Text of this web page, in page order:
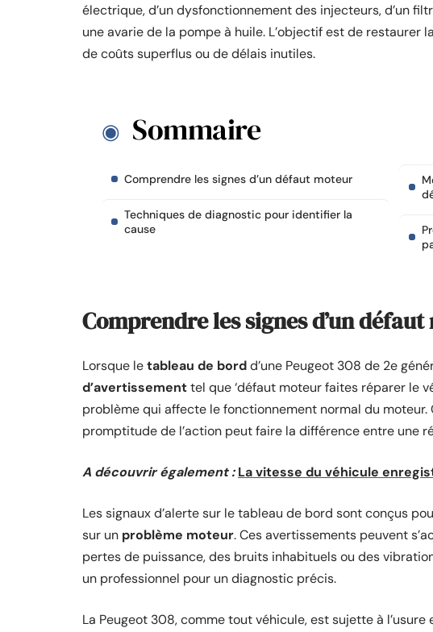
électrique, d’un dysfonctionnement des injecteurs, d’un
une avarie de la pompe à huile. L’objectif est de
de coûts superflus ou de délais inutiles.
Sommaire
Comprendre les signes d’un défaut moteur
Techniques de diagnostic pour identifier la
cause
Comprendre les signes d’un
Lorsque letableau de bordd’une Peugeot 308 de 2e
d’avertissementtel que ‘défaut moteur faites réparer le
problème qui affecte le fonctionnement normal du moteur.
promptitude de l’action peut faire la différence entre une
A découvrir également : La vitesse du véhicule
Les signaux d’alerte sur le tableau de bord sont conçus
sur un problème moteur. Ces avertissements peuvent
pertes de puissance, des bruits inhabituels ou des
un professionnel pour un diagnostic précis.
La Peugeot 308, comme tout véhicule, est sujette à